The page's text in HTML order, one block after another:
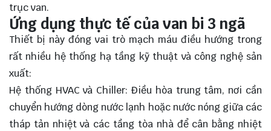
trục van.
Ứng dụng thực tế của van bi 3 ngã
Thiết bị này đóng vai trò mạch máu điều hướng trong
rất nhiều hệ thống hạ tầng kỹ thuật và công nghệ sản
xuất:
Hệ thống HVAC và Chiller: Điều hòa trung tâm, nơi cần
chuyển hướng dòng nước lạnh hoặc nước nóng giữa các
tháp tản nhiệt và các tầng tòa nhà để cân bằng nhiệt